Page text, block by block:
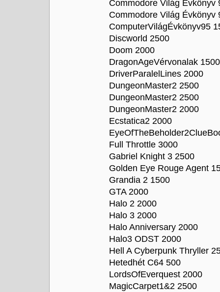
Commodore Világ Évkönyv
Commodore Világ Évkönyv
ComputerVilágÉvkönyv95
Discworld 2500
Doom 2000
DragonAgeVérvonalak 1500
DriverParalelLines 2000
DungeonMaster2 2500
DungeonMaster2 2500
DungeonMaster2 2000
Ecstatica2 2000
Full Throttle 3000
Gabriel Knight 3 2500
Golden Eye Rouge Agent
Grandia 2 1500
GTA 2000
Halo 2 2000
Halo 3 2000
Halo Anniversary 2000
Halo3 ODST 2000
Hell A Cyberpunk Thryller
Hetedhét C64 500
LordsOfEverquest 2000
MagicCarpet1&2 2500